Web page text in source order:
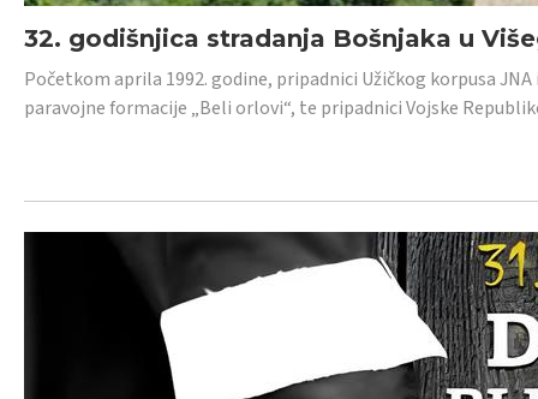
32. godišnjica stradanja Bošnjaka u
Početkom aprila 1992. godine, pripadnici Užičkog korpusa
paravojne formacije „Beli orlovi“, te pripadnici Vojske